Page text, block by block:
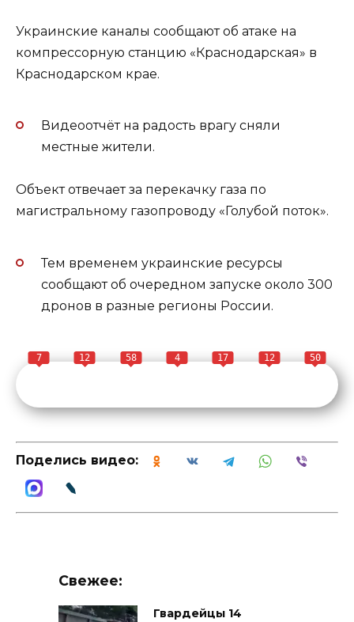
Украинские каналы сообщают об атаке на
компрессорную станцию «Краснодарская» в
Краснодарском крае.
Видеоотчёт на радость врагу сняли
местные жители.
Объект отвечает за перекачку газа по
магистральному газопроводу «Голубой поток».
Тем временем украинские ресурсы
сообщают об очередном запуске около 300
дронов в разные регионы России.
7 12 58 4 17 12 50
Поделись видео:
Свежее:
Гвардейцы 14